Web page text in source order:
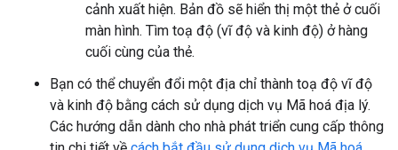
cảnh xuất hiện. Bản đồ sẽ hiển thị một thẻ ở cuối
màn hình. Tìm toạ độ (vĩ độ và kinh độ) ở hàng
cuối cùng của thẻ.
Bạn có thể chuyển đổi một địa chỉ thành toạ độ vĩ độ
và kinh độ bằng cách sử dụng dịch vụ Mã hoá địa lý.
Các hướng dẫn dành cho nhà phát triển cung cấp thông